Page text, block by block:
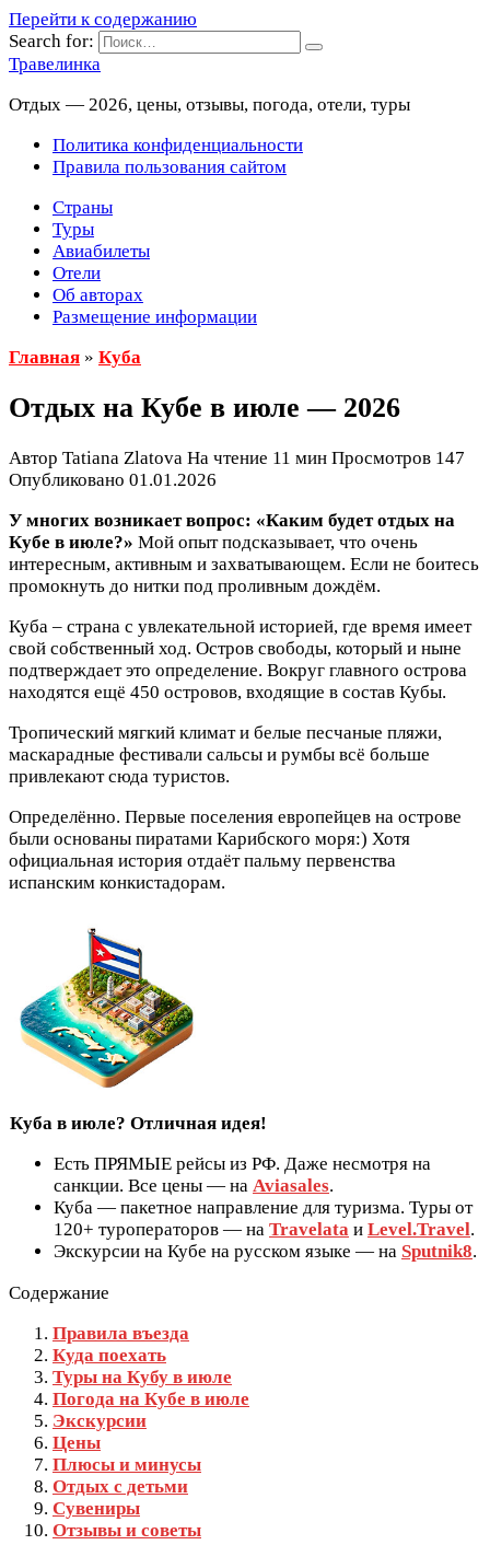
Перейти к содержанию
Search for:
Травелинка
Отдых — 2026, цены, отзывы, погода, отели, туры
Политика конфиденциальности
Правила пользования сайтом
Страны
Туры
Авиабилеты
Отели
Об авторах
Размещение информации
Главная » Куба
Отдых на Кубе в июле — 2026
Автор Tatiana Zlatova На чтение 11 мин Просмотров 147
Опубликовано 01.01.2026
У многих возникает вопрос: «Каким будет отдых на
Кубе в июле?» Мой опыт подсказывает, что очень
интересным, активным и захватывающем. Если не боитесь
промокнуть до нитки под проливным дождём.
Куба – страна с увлекательной историей, где время имеет
свой собственный ход. Остров свободы, который и ныне
подтверждает это определение. Вокруг главного острова
находятся ещё 450 островов, входящие в состав Кубы.
Тропический мягкий климат и белые песчаные пляжи,
маскарадные фестивали сальсы и румбы всё больше
привлекают сюда туристов.
Определённо. Первые поселения европейцев на острове
были основаны пиратами Карибского моря:) Хотя
официальная история отдаёт пальму первенства
испанским конкистадорам.
Куба в июле? Отличная идея!
Есть ПРЯМЫЕ рейсы из РФ. Даже несмотря на
санкции. Все цены — на Aviasales.
Куба — пакетное направление для туризма. Туры от
120+ туроператоров — на Travelata и Level.Travel.
Экскурсии на Кубе на русском языке — на Sputnik8.
Содержание
Правила въезда
Куда поехать
Туры на Кубу в июле
Погода на Кубе в июле
Экскурсии
Цены
Плюсы и минусы
Отдых с детьми
Сувениры
Отзывы и советы